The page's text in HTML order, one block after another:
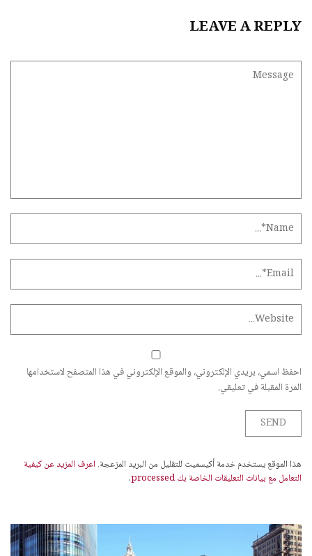
LEAVE A REPLY
احفظ اسمي، بريدي الإلكتروني، والموقع الإلكتروني في هذا المتصفح لاستخدامها
المرة المقبلة في تعليقي.
هذا الموقع يستخدم خدمة أكيسميت للتقليل من البريد المزعجة.اعرف المزيد عن كيفية
التعامل مع بيانات التعليقات الخاصة بك processed
.